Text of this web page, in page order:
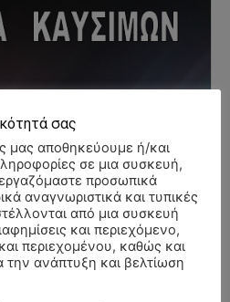
σας
μας αποθηκεύουμε ή/και
σε μια συσκευή,
προσωπικά
αναγνωριστικά και τυπικές
από μια συσκευή
και περιεχόμενο,
περιεχομένου, καθώς και
την ανάπτυξη και βελτίωση